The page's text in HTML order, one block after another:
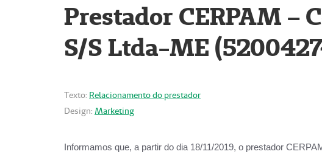
Prestador CERPAM –
S/S Ltda-ME
Texto: Relacionamento do prestador
Design: Marketing
Informamos que, a partir do dia 18/11/2019, o prestador